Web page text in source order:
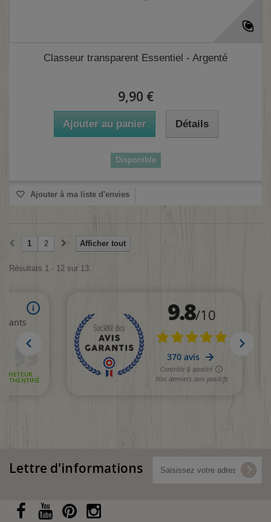
Classeur transparent Essentiel - Argenté
9,90 €
Ajouter au panier Détails
Disponible
Ajouter à ma liste d'envies
Afficher tout
1 2
Résultats 1 - 12 sur 13.
Lettre d'informations